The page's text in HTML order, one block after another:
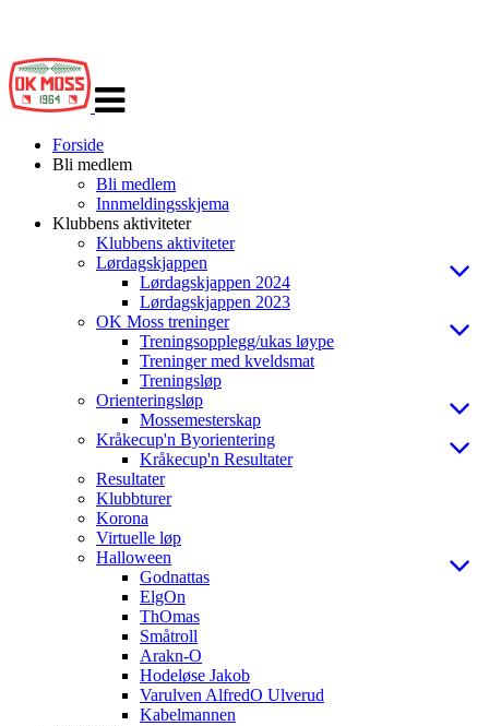
navigasjon
Forside
Bli medlem
Bli medlem
Innmeldingsskjema
Klubbens aktiviteter
Klubbens aktiviteter
Lørdagskjappen
Lørdagskjappen 2024
Lørdagskjappen 2023
OK Moss treninger
Treningsopplegg/ukas løype
Treninger med kveldsmat
Treningsløp
Orienteringsløp
Mossemesterskap
Kråkecup'n Byorientering
Kråkecup'n Resultater
Resultater
Klubbturer
Korona
Virtuelle løp
Halloween
Godnattas
ElgOn
ThOmas
Småtroll
Arakn-O
Hodeløse Jakob
Varulven AlfredO Ulverud
Kabelmannen